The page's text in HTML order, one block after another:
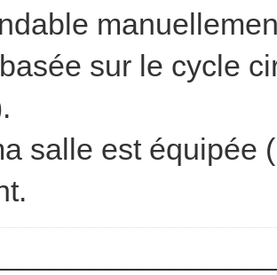
sur le cycle
salle est équipée